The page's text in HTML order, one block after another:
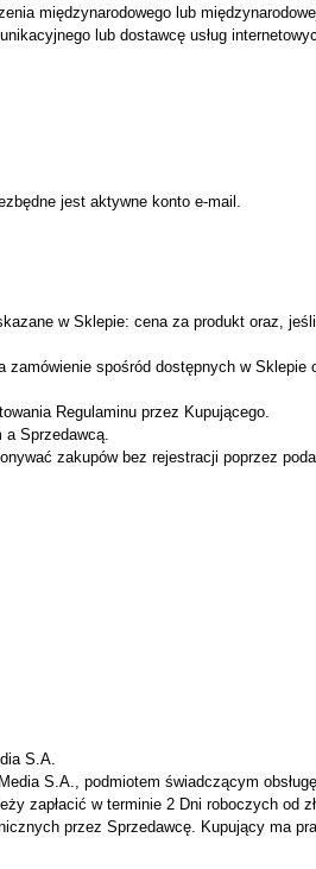
międzynarodowego lub
lub dostawcę usług
jest aktywne konto e-mail.
w Sklepie: cena za produkt oraz,
spośród dostępnych w
Regulaminu przez Kupującego.
a Sprzedawcą.
zakupów bez rejestracji poprzez
S.A.
S.A., podmiotem świadczącym
zapłacić w terminie 2 Dni roboczych od
przez Sprzedawcę. Kupujący ma